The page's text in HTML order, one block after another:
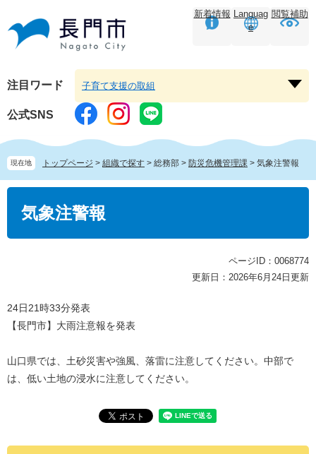
頭
す。
飛
し
本
文
へ
新着情報 Languag
e
閲覧補助
注目ワード
ー
を
子育て支援の取組
公式SNS
現在地 トップページ > 組織で探す > 総務部 > 防災危機管理課 > 気象注警報
気象注警報
ページID：0068774
更新日：2026年6月24日更新
24日21時33分発表
【長門市】大雨注意報を発表
山口県では、土砂災害や強風、落雷に注意してください。中部で
は、低い土地の浸水に注意してください。